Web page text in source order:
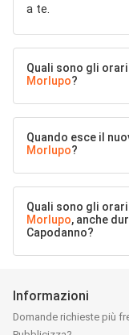
a te.
Quali sono gli
Morlupo?
Quando esce il
Morlupo?
Quali sono gli
Morlupo, anche
Capodanno?
Informazioni
Domande richieste più